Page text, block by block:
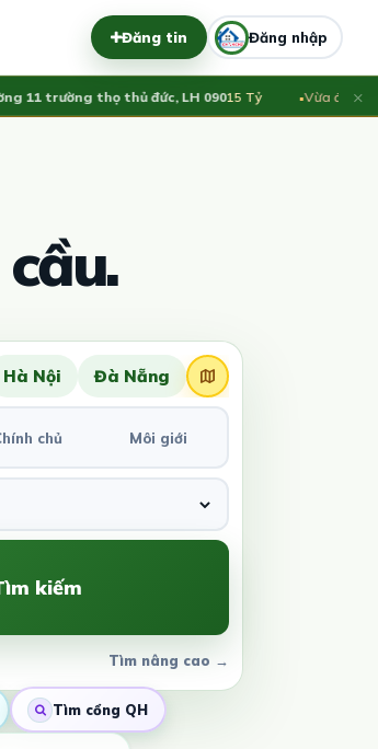
Đăng tin Đăng nhập
trường thọ thủ đức, LH 09015 Tỷ Vừa đăng: Bán
×
Hà Nội Đà Nẵng
chủ Môi giới
kiếm
Tìm nâng cao →
Tìm cổng QH